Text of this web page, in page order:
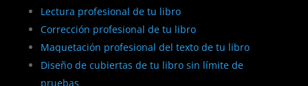
Lectura profesional de tu libro
Corrección profesional de tu libro
Maquetación profesional del texto de tu libro
Diseño de cubiertas de tu libro sin límite de
pruebas